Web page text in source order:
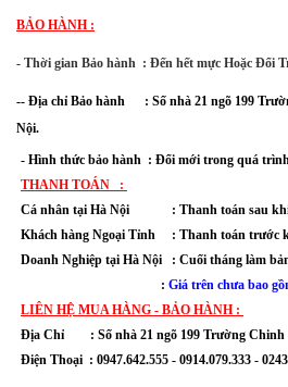
BẢO HÀNH :
- Thời gian Bảo hành : Đến hết mực Hoặc Đổi
-- Địa chỉ Bảo hành : Số nhà 21 ngõ 199
Nội.
- Hình thức bảo hành : Đổi mới trong quá
THANH TOÁN :
Cá nhân tại Hà Nội : Thanh toán sau khi
Khách hàng Ngoại Tỉnh : Thanh toán trước
Doanh Nghiệp tại Hà Nội : Cuối tháng làm
: Giá trên chưa bao
LIÊN HỆ MUA HÀNG - BẢO HÀNH :
Địa Chỉ : Số nhà 21 ngõ 199 Trường
Điện Thoại : 0947.642.555 - 0914.079.333 -